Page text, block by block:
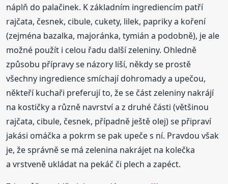
náplň do palačinek. K základním ingrediencím patří
rajčata, česnek, cibule, cukety, lilek, papriky a koření
(zejména bazalka, majoránka, tymián a podobně), je ale
možné použít i celou řadu další zeleniny. Ohledně
způsobu přípravy se názory liší, někdy se prostě
všechny ingredience smíchají dohromady a upečou,
někteří kuchaři preferují to, že se část zeleniny nakrájí
na kostičky a různě navrství a z druhé části (většinou
rajčata, cibule, česnek, případně ještě olej) se připraví
jakási omáčka a pokrm se pak upeče s ní. Pravdou však
je, že správně se má zelenina nakrájet na kolečka
a vrstveně ukládat na pekáč či plech a zapéct.